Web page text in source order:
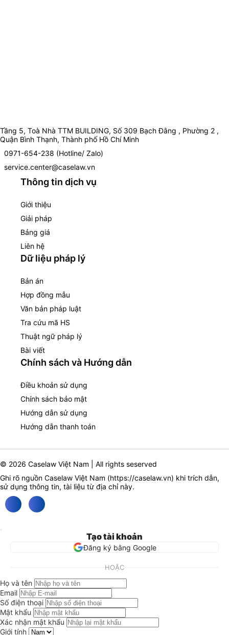
Tầng 5, Toà Nhà TTM BUILDING, Số 309 Bạch Đằng , Phường 2 ,
Quận Bình Thạnh, Thành phố Hồ Chí Minh
0971-654-238 (Hotline/ Zalo)
service.center@caselaw.vn
Thông tin dịch vụ
Giới thiệu
Giải pháp
Bảng giá
Liên hệ
Dữ liệu pháp lý
Bản án
Hợp đồng mẫu
Văn bản pháp luật
Tra cứu mã HS
Thuật ngữ pháp lý
Bài viết
Chính sách và Hướng dẫn
Điều khoản sử dụng
Chính sách bảo mật
Hướng dẫn sử dụng
Hướng dẫn thanh toán
© 2026 Caselaw Việt Nam | All rights seserved
Ghi rõ nguồn Caselaw Việt Nam (https://caselaw.vn) khi trích dẫn,
sử dụng thông tin, tài liệu từ địa chỉ này.
Tạo tài khoản
Đăng ký bằng Google
HOẶC
Họ và tên
Email
Số điện thoại
Mật khẩu
Xác nhận mật khẩu
Giới tính